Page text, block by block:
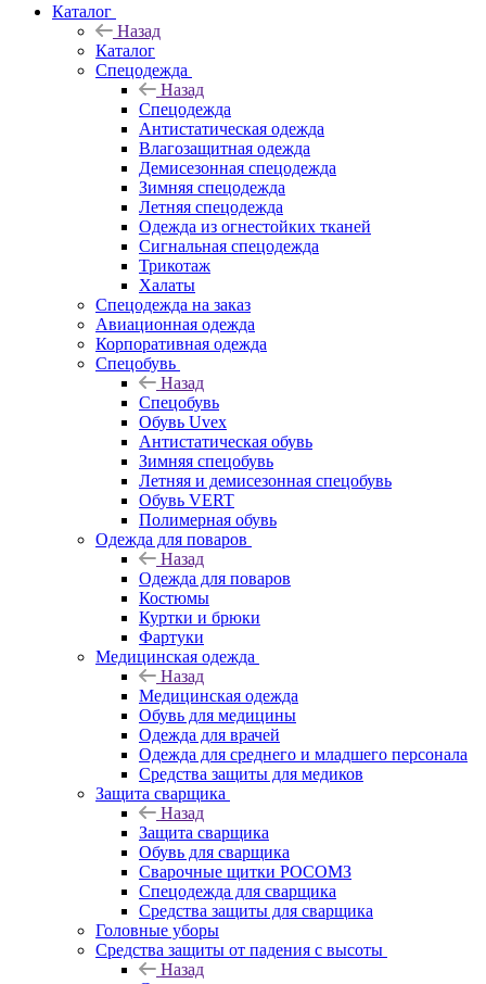
Каталог
Назад
Каталог
Спецодежда
Назад
Спецодежда
Антистатическая одежда
Влагозащитная одежда
Демисезонная спецодежда
Зимняя спецодежда
Летняя спецодежда
Одежда из огнестойких тканей
Сигнальная спецодежда
Трикотаж
Халаты
Спецодежда на заказ
Авиационная одежда
Корпоративная одежда
Спецобувь
Назад
Спецобувь
Обувь Uvex
Антистатическая обувь
Зимняя спецобувь
Летняя и демисезонная спецобувь
Обувь VERT
Полимерная обувь
Одежда для поваров
Назад
Одежда для поваров
Костюмы
Куртки и брюки
Фартуки
Медицинская одежда
Назад
Медицинская одежда
Обувь для медицины
Одежда для врачей
Одежда для среднего и младшего персонала
Средства защиты для медиков
Защита сварщика
Назад
Защита сварщика
Обувь для сварщика
Сварочные щитки РОСОМЗ
Спецодежда для сварщика
Средства защиты для сварщика
Головные уборы
Средства защиты от падения с высоты
Назад